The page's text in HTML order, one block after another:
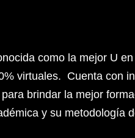
como la mejor U
virtuales. Cuenta con
brindar la mejor
y su metodología